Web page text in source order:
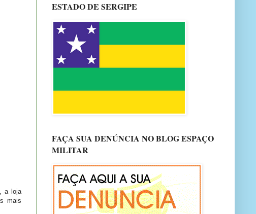
a loja
mais
ESTADO DE SERGIPE
FAÇA SUA DENÚNCIA NO BLOG ESPAÇO
MILITAR